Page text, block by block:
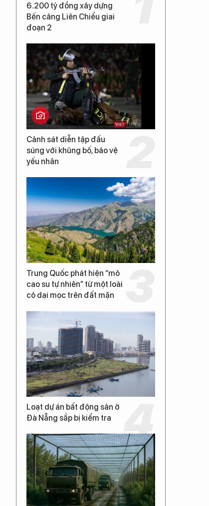
6.200 tỷ đồng xây dựng
Bến cảng Liên Chiểu giai
đoạn 2
Cảnh sát diễn tập đấu
súng với khủng bố, bảo vệ
yếu nhân
Trung Quốc phát hiện “mỏ
cao su tự nhiên” từ một loài
cỏ dại mọc trên đất mặn
Loạt dự án bất động sản ở
Đà Nẵng sắp bị kiểm tra